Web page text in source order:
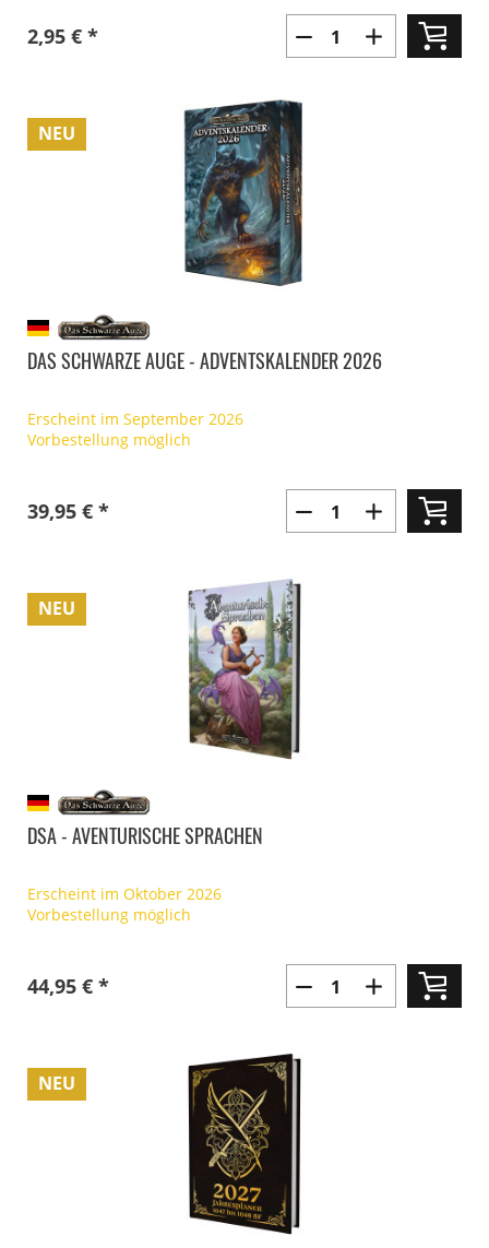
2,95 € *
NEU
DAS SCHWARZE AUGE - ADVENTSKALENDER 2026
Erscheint im September 2026
Vorbestellung möglich
39,95 € *
NEU
DSA - AVENTURISCHE SPRACHEN
Erscheint im Oktober 2026
Vorbestellung möglich
44,95 € *
NEU